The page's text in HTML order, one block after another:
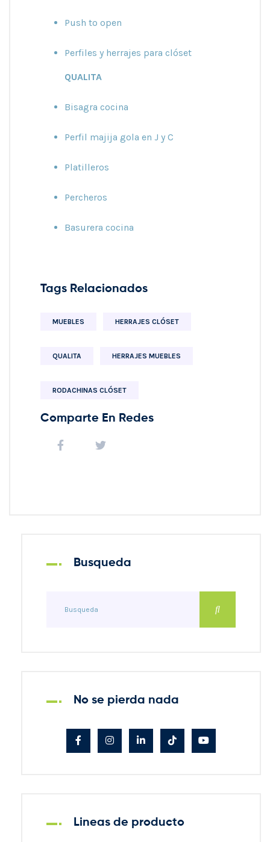
Push to open
Perfiles y herrajes para clóset
QUALITA
Bisagra cocina
Perfil majija gola en J y C
Platilleros
Percheros
Basurera cocina
Tags Relacionados
MUEBLES HERRAJES CLÓSET
QUALITA HERRAJES MUEBLES
RODACHINAS CLÓSET
Comparte En Redes
Busqueda
No se pierda nada
Lineas de producto